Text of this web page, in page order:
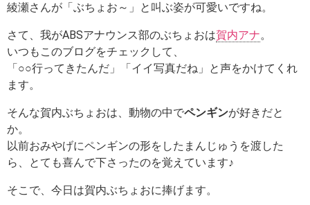
b
o
o
k
n
a
et
es
t
綾瀬さんが「ぶちょお～」と叫ぶ姿が可愛いですね。
さて、我がABSアナウンス部のぶちょおは賀内アナ。
いつもこのブログをチェックして、
「○○行ってきたんだ」「イイ写真だね」と声をかけてくれ
ます。
そんな賀内ぶちょおは、動物の中でペンギンが好きだと
か。
以前おみやげにペンギンの形をしたまんじゅうを渡した
ら、とても喜んで下さったのを覚えています♪
そこで、今日は賀内ぶちょおに捧げます。